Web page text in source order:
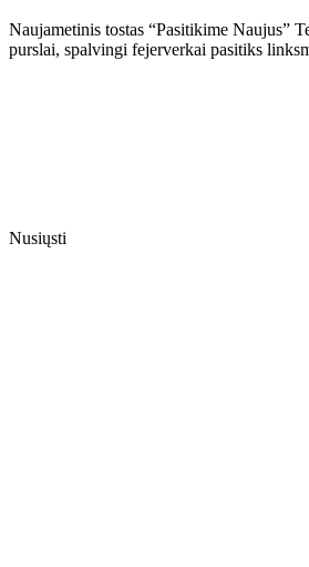
Naujametinis tostas “Pasitikime Naujus”
purslai, spalvingi fejerverkai pasitiks
Nusiųsti